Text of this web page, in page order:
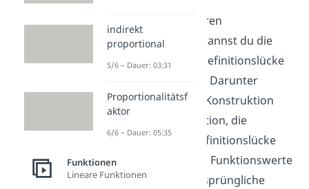
Im Fall der hebbaren
Definitionslücke kannst du die
Funktion an der Definitionslücke
. Darunter
versteht man die Konstruktion
einer neuen Funktion, die
außerhalb der Definitionslücke
exakt die gleichen Funktionswerte
besitzt wie die ursprüngliche
indirekt
proportional
5/6 – Dauer: 03:31
Proportionalitätsf
aktor
6/6 – Dauer: 05:35
Funktionen
Lineare Funktionen